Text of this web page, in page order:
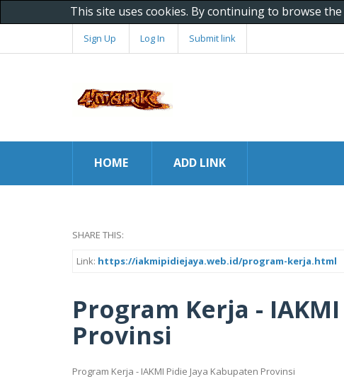
This site uses cookies. By continuing to browse
Sign Up Log In Submit link
HOME ADD LINK
SHARE THIS:
Link: https://iakmipidiejaya.web.id/program-kerja.html
Program Kerja -
Provinsi
Program Kerja - IAKMI Pidie Jaya Kabupaten Provinsi